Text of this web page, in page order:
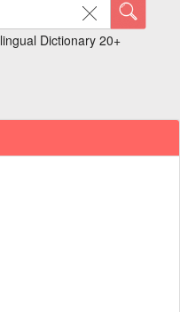
Dictionary 20+